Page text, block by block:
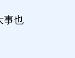
事也